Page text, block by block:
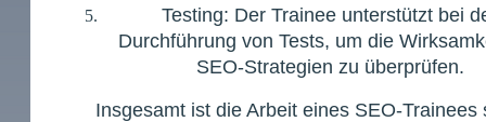
Testing: Der Trainee unterstützt bei
Durchführung von Tests, um die
SEO-Strategien zu überprüfen.
Insgesamt ist die Arbeit eines SEO-Trainees